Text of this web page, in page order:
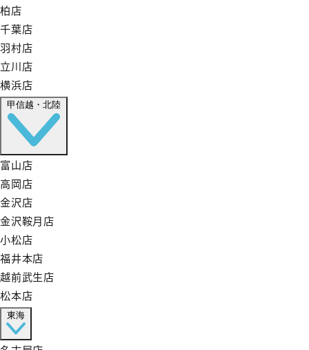
柏店
千葉店
羽村店
立川店
横浜店
甲信越・北陸
富山店
高岡店
金沢店
金沢鞍月店
小松店
福井本店
越前武生店
松本店
東海